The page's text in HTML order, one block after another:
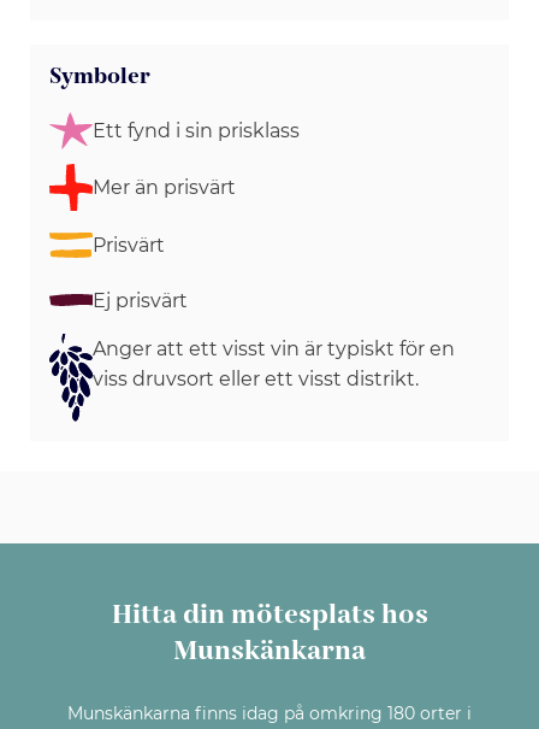
Symboler
Ett fynd i sin prisklass
Mer än prisvärt
Prisvärt
Ej prisvärt
Anger att ett visst vin är typiskt för en
viss druvsort eller ett visst distrikt.
Hitta din mötesplats hos
Munskänkarna
Munskänkarna finns idag på omkring 180 orter i